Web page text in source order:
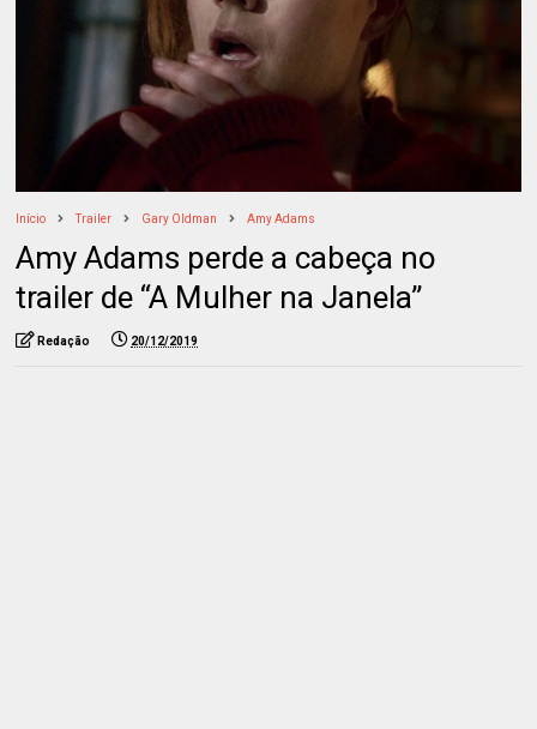
Início Trailer Gary Oldman Amy Adams
Amy Adams perde a cabeça no
trailer de “A Mulher na Janela”
Redação 20/12/2019